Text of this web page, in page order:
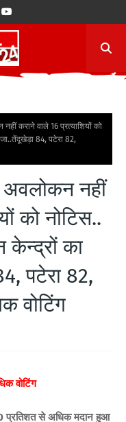
कराने वाले 16 प्रत्याशियों को
84, पटेरा 82,
अवलोकन नहीं
को नोटिस..
केन्द्रों का
पटेरा 82,
वोटिंग
वोटिंग
प्रतिशत से अधिक मदान हुआ